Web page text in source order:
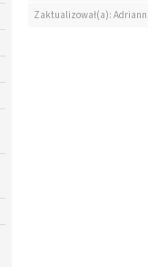
Zaktualizował(a):